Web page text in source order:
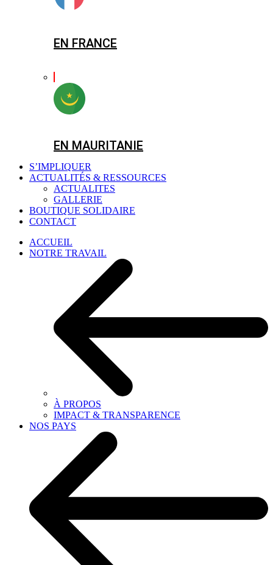
EN FRANCE
EN MAURITANIE
S’IMPLIQUER
ACTUALITÉS & RESSOURCES
ACTUALITES
GALLERIE
BOUTIQUE SOLIDAIRE
CONTACT
ACCUEIL
NOTRE TRAVAIL
À PROPOS
IMPACT & TRANSPARENCE
NOS PAYS